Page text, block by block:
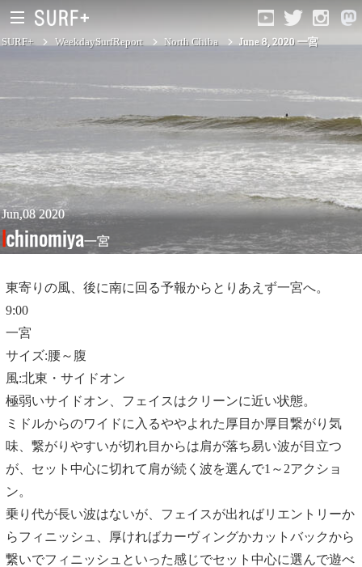
South Chiba
Unusually
Video Logs
SURF+ WeekdaySurfReport North Chiba June 8, 2020 一宮
Jun,08 2020
Ichinomiya一宮
東寄りの風、後に南に回る予報からとりあえず一宮へ。
9:00
一宮
サイズ:腰～腹
風:北東・サイドオン
極弱いサイドオン、フェイスはクリーンに近い状態。
ミドルからのワイドに入るややよれた厚目か厚目繋がり気
味、繋がりやすいが切れ目からは肩が落ち易い波が目立つ
が、セット中心に切れて肩が続く波を選んで1～2アクショ
ン。
乗り代が長い波はないが、フェイスが出ればリエントリーか
らフィニッシュ、厚ければカーヴィングかカットバックから
繋いでフィニッシュといった感じでセット中心に選んで遊べ